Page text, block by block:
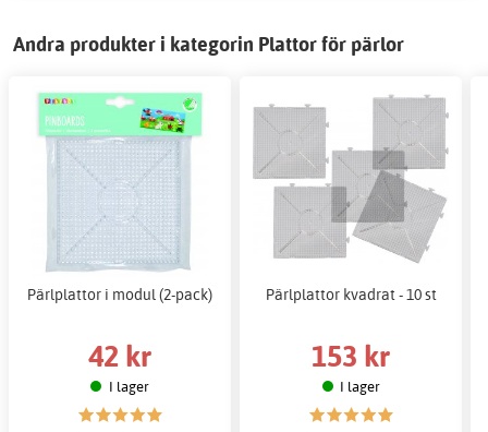
Andra produkter i kategorin Plattor för pärlor
Pärlplattor i modul (2-pack)
42 kr
I lager
Pärlplattor kvadrat - 10 st
153 kr
I lager